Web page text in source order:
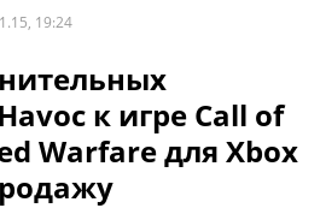
19:24
к игре Call of
Warfare для Xbox